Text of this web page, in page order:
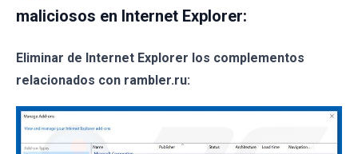
maliciosos en Internet Explorer:
Eliminar de Internet Explorer los complementos
relacionados con rambler.ru: